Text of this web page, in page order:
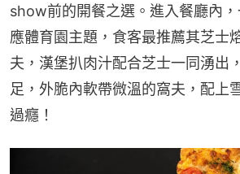
show前的開餐之選。進入餐廳內
應體育園主題，食客最推薦其芝士
夫，漢堡扒肉汁配合芝士一同湧出
足，外脆內軟帶微溫的窩夫，配上
過癮！